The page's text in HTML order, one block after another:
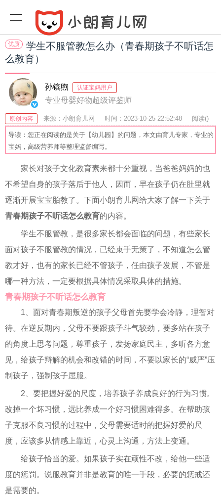
优质
学生不服管教怎么办（青春期孩子不听话怎
么教育）
孙镔煦 认证宝妈用户
专业母婴好物超级评鉴师
原创内容 来源：小朗育儿网 时间：2023-10-25 22:52:48 阅读()
收藏：47 分享：77 爆
导读：您正在阅读的是关于【幼儿园】的问题，本文由育儿专家，专业的
宝妈，高级营养师等整理监督编写。
家长对孩子文化教育素来都十分重视，当爸爸妈妈的也
不希望自身的孩子落后于他人，因而，早在孩子仍在肚里就
逐渐开展宝宝胎教了。下面小朗育儿网给大家了解一下关于
青春期孩子不听话怎么教育的内容。
学生不服管教，是很多家长都会面临的问题，有些家长
面对孩子不服管教的情况，已经束手无策了，不知道怎么管
教才好，也有的家长已经不管孩子，任由孩子发展，不管是
哪一种方法，一定要根据具体情况采取具体的措施。
青春期孩子不听话怎么教育
1、面对青春期叛逆的孩子父母首先要学会冷静，理智对
待。在逆反期内，父母不要跟孩子斗气较劲，要多站在孩子
的角度上思考问题，尊重孩子，发扬家庭民主，多听各方意
见，给孩子辩解的机会和改错的时间，不要以家长的“威严”压
制孩子，强制孩子屈服。
2、要把握好爱的尺度，培养孩子养成良好的行为习惯。
改掉一个坏习惯，远比养成一个好习惯困难得多。在帮助孩
子克服不良习惯的过程中，父母需要适时的把握好爱的尺
度，应该多从情感上靠近，心灵上沟通，方法上变通。
给孩子恰当的爱。如果孩子实在顽性不改，给他一些适
度的惩罚。说服教育并非是教育的唯一手段，必要的惩戒还
是需要的。